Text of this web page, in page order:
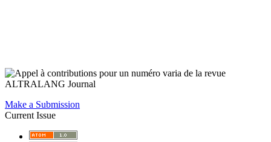
Make a Submission
Current Issue